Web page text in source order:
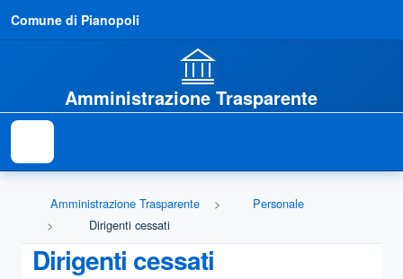
Comune di Pianopoli
Amministrazione Trasparente
Amministrazione Trasparente
Personale
Dirigenti cessati
Dirigenti cessati